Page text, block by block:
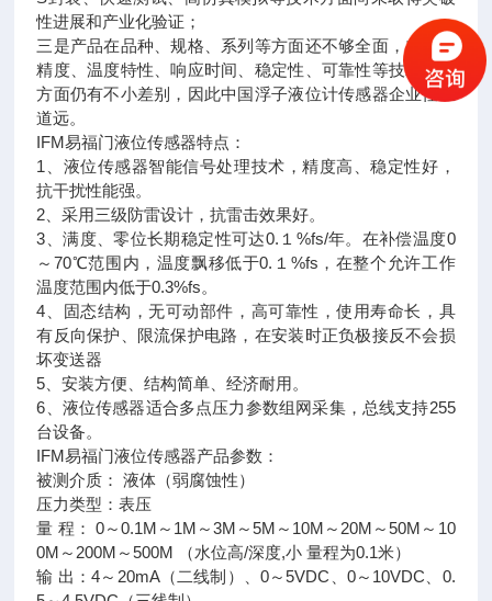
性进展和产业化验证；
三是产品在品种、规格、系列等方面还不够全面，在测量
精度、温度特性、响应时间、稳定性、可靠性等技术指标
方面仍有不小差别，因此中国浮子液位计传感器企业任重
道远。
IFM易福门液位传感器特点：
1、液位传感器智能信号处理技术，精度高、稳定性好，
抗干扰性能强。
2、采用三级防雷设计，抗雷击效果好。
3、满度、零位长期稳定性可达0.１%fs/年。在补偿温度0
～70℃范围内，温度飘移低于0.１%fs，在整个允许工作
温度范围内低于0.3%fs。
4、固态结构，无可动部件，高可靠性，使用寿命长，具
有反向保护、限流保护电路，在安装时正负极接反不会损
坏变送器
5、安装方便、结构简单、经济耐用。
6、液位传感器适合多点压力参数组网采集，总线支持255
台设备。
IFM易福门液位传感器产品参数：
被测介质： 液体（弱腐蚀性）
压力类型：表压
量 程： 0～0.1M～1M～3M～5M～10M～20M～50M～10
0M～200M～500M （水位高/深度,小 量程为0.1米）
输 出：4～20mA（二线制）、0～5VDC、0～10VDC、0.